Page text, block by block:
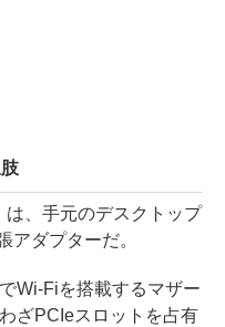
、手元のデスクトップ
アダプターだ。
Wi-Fiを搭載するマザー
ざPCIeスロットを占有